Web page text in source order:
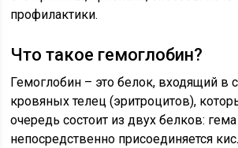
профилактики.
Что такое гемоглобин?
Гемоглобин – это белок, входящий в
кровяных телец (эритроцитов),
очередь состоит из двух белков:
непосредственно присоединяется